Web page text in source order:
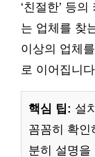
‘친절한’ 등
는 업체를 찾
이상의 업체
로 이어집니
핵심 팁: 설
꼼꼼히 확인
분히 설명을